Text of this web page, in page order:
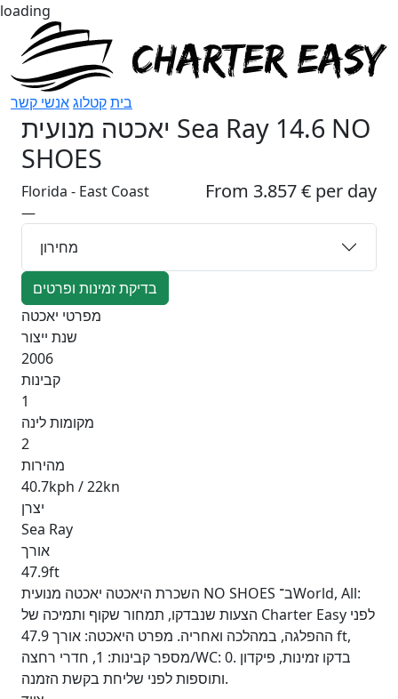
loading
ביתקטלוגאנשי קשר
Sea Ray 14.6 NO
SHOES
From 3.857 € per day
Florida - East Coast
—
מחירון
בדיקת זמינות ופרטים
מפרטי יאכטה
שנת ייצור
2006
קבינות
1
מקומות לינה
2
מהירות
40.7kph / 22kn
יצרן
Sea Ray
אורך
47.9ft
השכרת היאכטה יאכטה מנועית NO SHOES ב־World, All:
הצעות שנבדקו, תמחור שקוף ותמיכה של Charter Easy לפני
ההפלגה, במהלכה ואחריה. מפרט היאכטה: אורך 47.9 ft,
מספר קבינות: 1, חדרי רחצה/WC: 0. בדקו זמינות, פיקדון
ותוספות לפני שליחת בקשת הזמנה.